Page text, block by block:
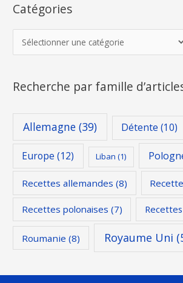
Catégories
Recherche par famille
Allemagne(39) Détente (10)
Europe (12) Liban (1)
Recettes allemandes (8)
Recettes polonaises (7)
Roumanie (8) Royaume Uni